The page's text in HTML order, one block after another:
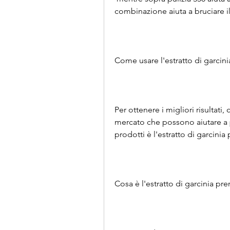
combinazione aiuta a bruciare
Come usare l'estratto di
Per ottenere i migliori risultati,
mercato che possono aiutare
prodotti è l'estratto di garcinia
Cosa è l'estratto di garcinia